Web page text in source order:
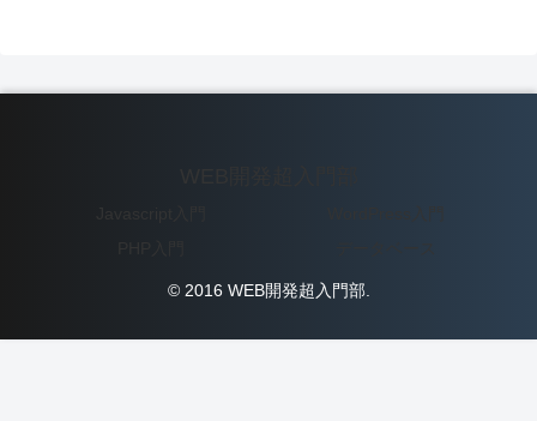
© 2016 WEB開発超入門部.